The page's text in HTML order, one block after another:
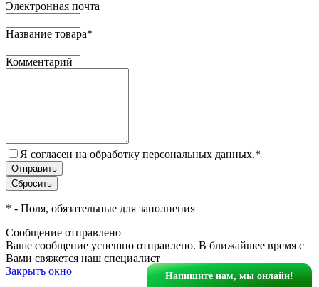
Электронная почта
Название товара*
Комментарий
Я согласен на обработку персональных данных.*
* - Поля, обязательные для заполнения
Сообщение отправлено
Ваше сообщение успешно отправлено. В ближайшее время с
Вами свяжется наш специалист
Закрыть окно
Напишите нам, мы онлайн!